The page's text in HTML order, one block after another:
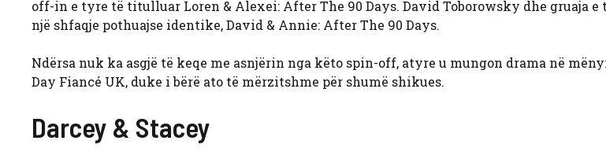
off-in e tyre të titulluar Loren & Alexei: After The 90 Days. David Toborowsky dhe gruaja
një shfaqje pothuajse identike, David & Annie: After The 90 Days.
Ndërsa nuk ka asgjë të keqe me asnjërin nga këto spin-off, atyre u mungon drama në
Day Fiancé UK, duke i bërë ato të mërzitshme për shumë shikues.
Darcey & Stacey